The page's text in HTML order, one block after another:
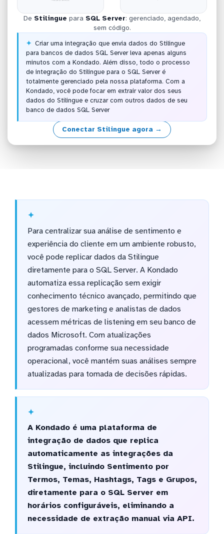
De Stilingue para SQL Server: gerenciado, agendado,
sem código.
Criar uma integração que envia dados do Stilingue
para bancos de dados SQL Server leva apenas alguns
minutos com a Kondado. Além disso, todo o processo
de integração do Stilingue para o SQL Server é
totalmente gerenciado pela nossa plataforma. Com a
Kondado, você pode focar em extrair valor dos seus
dados do Stilingue e cruzar com outros dados de seu
banco de dados SQL Server
Conectar Stilingue agora →
Para centralizar sua análise de sentimento e
experiência do cliente em um ambiente robusto,
você pode replicar dados da Stilingue
diretamente para o SQL Server. A Kondado
automatiza essa replicação sem exigir
conhecimento técnico avançado, permitindo que
gestores de marketing e analistas de dados
acessem métricas de listening em seu banco de
dados Microsoft. Com atualizações
programadas conforme sua necessidade
operacional, você mantém suas análises sempre
atualizadas para tomada de decisões rápidas.
A Kondado é uma plataforma de
integração de dados que replica
automaticamente as integrações da
Stilingue, incluindo Sentimento por
Termos, Temas, Hashtags, Tags e Grupos,
diretamente para o SQL Server em
horários configuráveis, eliminando a
necessidade de extração manual via API.